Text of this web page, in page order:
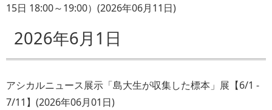
15日 18:00～19:00） (2026年06月11日)
2026年6月1日
アシカルニュース展示「島大生が収集した標本」展【6/1 -
7/11】 (2026年06月01日)